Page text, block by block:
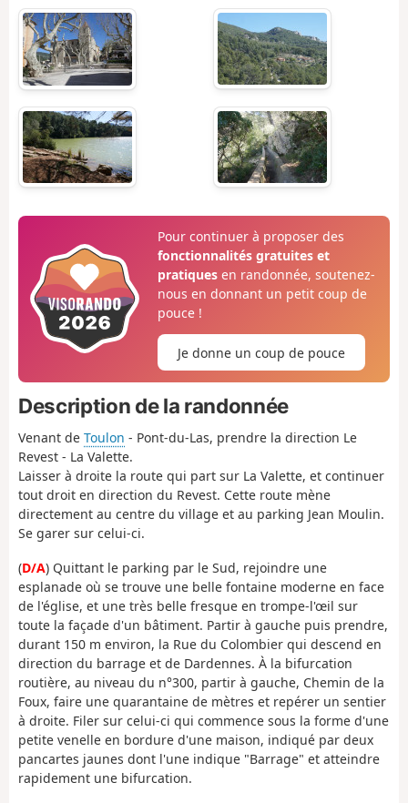
Pour continuer à proposer des
fonctionnalités gratuites et
pratiquesen randonnée, soutenez-
nous en donnant un petit coup de
pouce !
Je donne un coup de pouce
Description de la randonnée
Venant de Toulon - Pont-du-Las, prendre la direction Le
Revest - La Valette.
Laisser à droite la route qui part sur La Valette, et continuer
tout droit en direction du Revest. Cette route mène
directement au centre du village et au parking Jean Moulin.
Se garer sur celui-ci.
(D/A) Quittant le parking par le Sud, rejoindre une
esplanade où se trouve une belle fontaine moderne en face
de l'église, et une très belle fresque en trompe-l'œil sur
toute la façade d'un bâtiment. Partir à gauche puis prendre,
durant 150 m environ, la Rue du Colombier qui descend en
direction du barrage et de Dardennes. À la bifurcation
routière, au niveau du n°300, partir à gauche, Chemin de la
Foux, faire une quarantaine de mètres et repérer un sentier
à droite. Filer sur celui-ci qui commence sous la forme d'une
petite venelle en bordure d'une maison, indiqué par deux
pancartes jaunes dont l'une indique "Barrage" et atteindre
rapidement une bifurcation.